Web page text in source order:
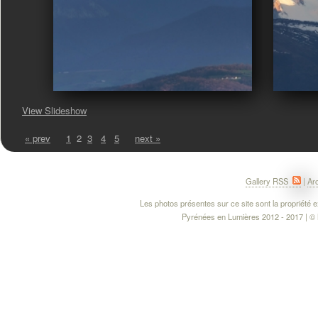
View Slideshow
« prev 1 2 3 4 5 next »
Gallery RSS |
Les photos présentes sur ce site sont la propriété
Pyrénées en Lumières 2012 - 2017 |